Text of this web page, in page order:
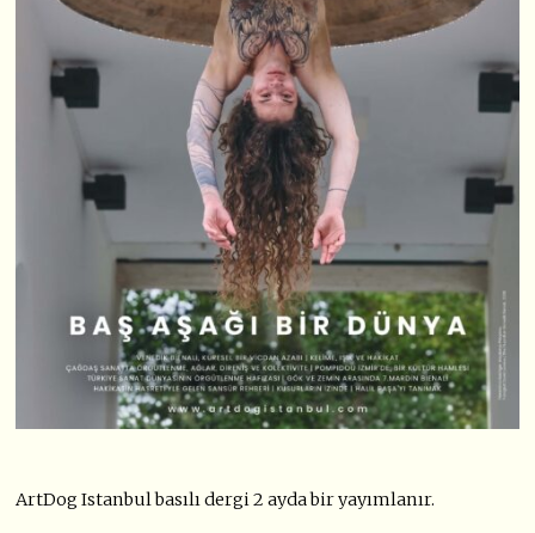
ArtDog Istanbul basılı dergi 2 ayda bir yayımlanır.